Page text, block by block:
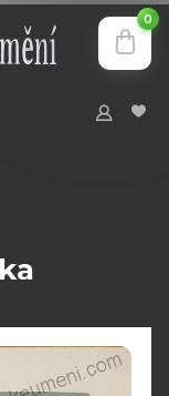
0